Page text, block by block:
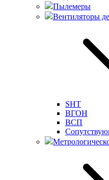
Пылемеры
Вентиляторы
SHT
ВГОН
ВСП